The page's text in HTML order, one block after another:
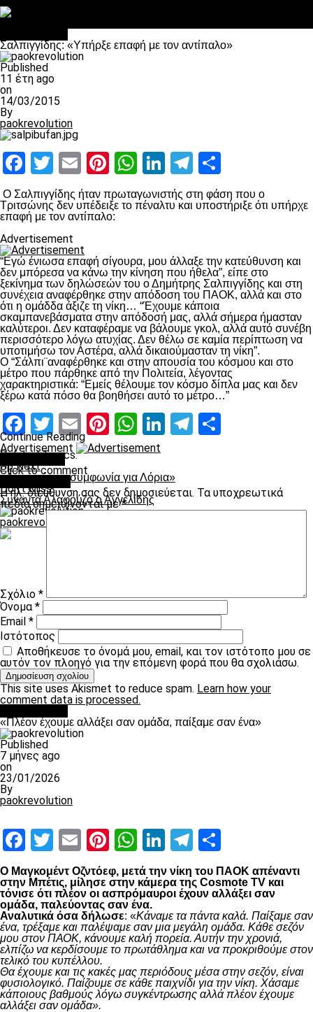
Σαλπιγγίδης: «Υπήρξε επαφή με τον αντίπαλο»
Published
11 έτη ago
on
14/03/2015
By
paokrevolution
Facebook
Twitter
EmailPinterest
WhatsApp
LinkedIn
Telegram
Ο Σαλπιγγίδης ήταν πρωταγωνιστής στη φάση που ο
Τριτσώνης δεν υπέδειξε το πέναλτυ και υποστήριξε ότι υπήρχε
επαφή με τον αντίπαλο:
Advertisement
“Εγώ ένιωσα επαφή σίγουρα, μου άλλαξε την κατεύθυνση και
δεν μπόρεσα να κάνω την κίνηση που ήθελα”, είπε στο
ξεκίνημα των δηλώσεών του ο Δημήτρης Σαλπιγγίδης και στη
συνέχεια αναφέρθηκε στην απόδοση του ΠΑΟΚ, αλλά και στο
ότι η ομάδδα άξιζε τη νίκη… “Έχουμε κάποια
σκαμπανεβάσματα στην απόδοσή μας, αλλά σήμερα ήμασταν
καλύτεροι. Δεν καταφέραμε να βάλουμε γκολ, αλλά αυτό συνέβη
περισσότερο λόγω ατυχίας. Δεν θέλω σε καμία περίπτωση να
υποτιμήσω τον Αστέρα, αλλά δικαιούμασταν τη νίκη”.
Ο “Σάλπι¨αναφέρθηκε και στην απουσία του κόσμου και στο
μέτρο που πάρθηκε από την Πολιτεία, λέγοντας
χαρακτηριστικά: “Εμείς θέλουμε τον κόσμο δίπλα μας και δεν
ξέρω κατά πόσο θα βοηθήσει αυτό το μέτρο…”
Facebook
Twitter
EmailPinterest
WhatsApp
LinkedIn
Telegram
Related Topics:
Up Next
«Δεν υπάρχει συμφωνία για Λόρια»
Don't Miss
Συναντά Αλαφούζο ο Αγγελίδης
paokrevolution
Continue Reading
Advertisement
Click to comment
Η ηλ. διεύθυνση σας δεν δημοσιεύεται. Τα υποχρεωτικά
πεδία σημειώνονται με*
Σχόλιο *
Όνομα*
Email *
Ιστότοπος
Αποθήκευσε το όνομά μου, email, και τον ιστότοπο μου σε
αυτόν τον πλοηγό για την επόμενη φορά που θα σχολιάσω.
This site uses Akismet to reduce spam. Learn how your
comment data is processed.
«Πλέον έχουμε αλλάξει σαν ομάδα, παίξαμε σαν ένα»
Published
7 μήνες ago
on
23/01/2026
By
paokrevolution
Facebook
Twitter
EmailPinterest
WhatsApp
LinkedIn
Telegram
Ο Μαγκομέντ Οζντόεφ, μετά την νίκη του ΠΑΟΚ απέναντι
στην Μπέτις, μίλησε στην κάμερα της Cosmote TV και
τόνισε ότι πλέον οι ασπρόμαυροι έχουν αλλάξει σαν
ομάδα, παλεύοντας σαν ένα.
Αναλυτικά όσα δήλωσε: «Κάναμε τα πάντα καλά. Παίξαμε σαν
ένα, τρέξαμε και παλέψαμε σαν μια μεγάλη ομάδα. Κάθε σεζόν
μου στον ΠΑΟΚ, κάνουμε καλή πορεία. Αυτήν την χρονιά,
ελπίζω να κερδίσουμε το πρωτάθλημα και να προκριθούμε στον
τελικό του κυπέλλου.
Θα έχουμε και τις κακές μας περιόδους μέσα στην σεζόν, είναι
φυσιολογικό. Παίζουμε σε κάθε παιχνίδι για την νίκη. Χάσαμε
κάποιους βαθμούς λόγω συγκέντρωσης αλλά πλέον έχουμε
αλλάξει σαν ομάδα».